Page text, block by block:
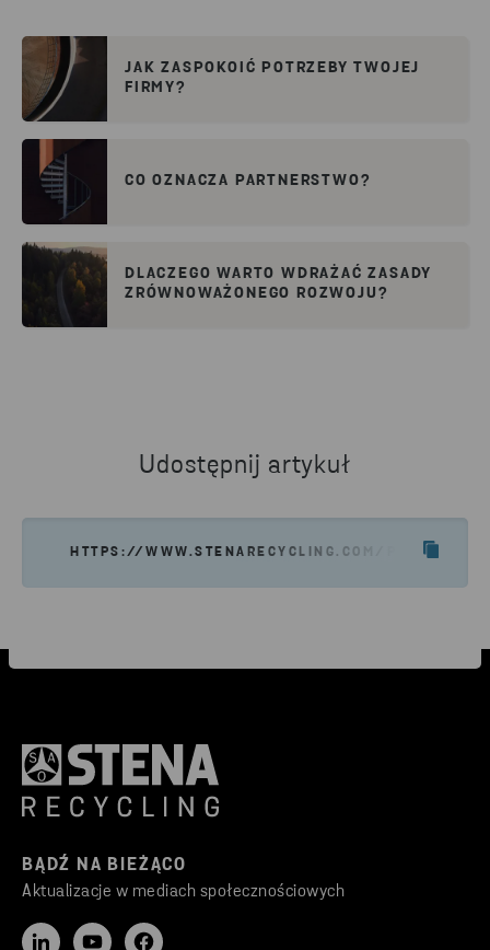
JAK ZASPOKOIĆ POTRZEBY TWOJEJ
FIRMY?
CO OZNACZA PARTNERSTWO?
DLACZEGO WARTO WDRAŻAĆ ZASADY
ZRÓWNOWAŻONEGO ROZWOJU?
Udostępnij artykuł
HTTPS://WWW.STENARECYCLING.COM/PL/
BĄDŹ NA BIEŻĄCO
Aktualizacje w mediach społecznościowych